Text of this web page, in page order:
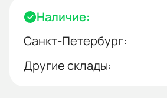
Наличие:
Санкт-Петербург:
Другие склады: